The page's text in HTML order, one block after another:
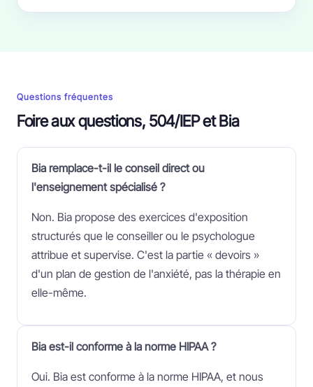
Questions fréquentes
Foire aux questions, 504/IEP et Bia
Bia remplace-t-il le conseil direct ou
l'enseignement spécialisé ?
Non. Bia propose des exercices d'exposition
structurés que le conseiller ou le psychologue
attribue et supervise. C'est la partie « devoirs »
d'un plan de gestion de l'anxiété, pas la thérapie en
elle-même.
Bia est-il conforme à la norme HIPAA ?
Oui. Bia est conforme à la norme HIPAA, et nous